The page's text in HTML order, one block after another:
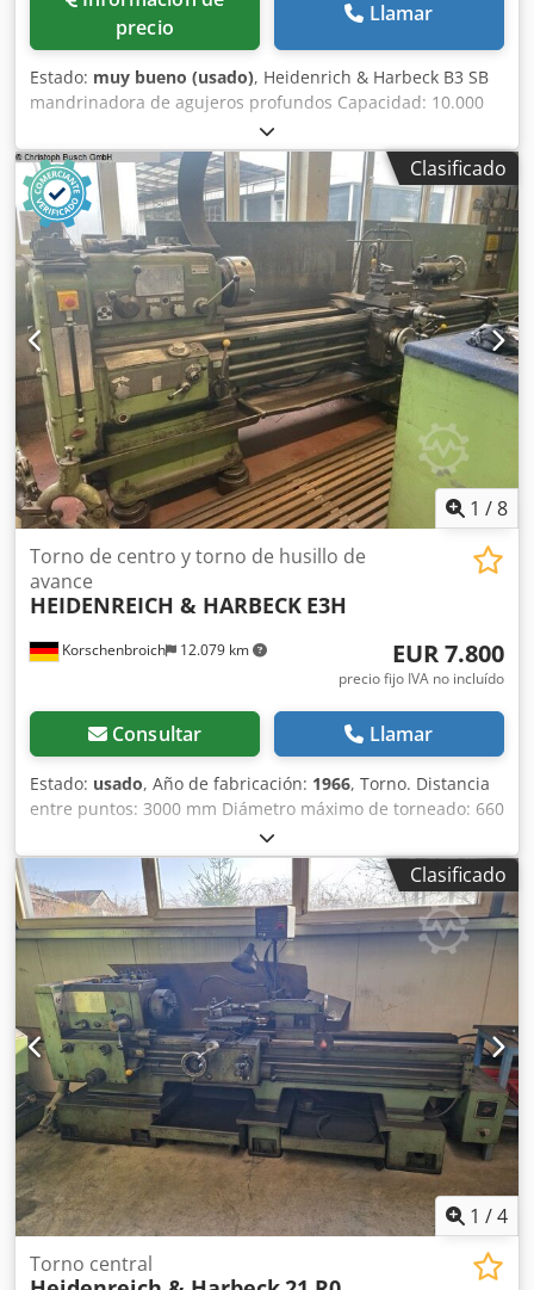
precio
Llamar
Estado: muy bueno (usado), Heidenrich & Harbeck B3 SB
mandrinadora de agujeros profundos Capacidad: 10.000
mm, 4 apoyos fijos Credpfx Apow U Uhks Ajf 2
amortiguadores de barra de mandrinado Bandeja y cestas
para virutas Herramientas Contra-rotación
Clasificado
1 /8
Korschenbroich 12.079 km
Torno de centro y torno de husillo de
avance
HEIDENREICH & HARBECK E3H
EUR 7.800
precio fijo IVA no incluído
Consultar Llamar
Estado: usado, Año de fabricación: 1966, Torno. Distancia
entre puntos: 3000 mm Diámetro máximo de torneado: 660
mm Sistema Multifix: sí Lunetas: 2 unidades Peso de la
máquina: aprox. 5 t Longitud: 5,80 m Ancho: 2 m Altura:
1600 mm Altura entre puntos: aprox. 290 mm Diámetro de
torneado sobre el soporte: 370 mm Peso máximo de la
pieza de trabajo entre puntos: aprox. 1,6 t +++++ Tenga en
cuenta que la máquina se encuentra desmontada y
preparada para su transporte. Por este motivo, no es
posible realizar una demostración con la máquina en
funcionamiento ni grabar un vídeo. Crjdpfx Aeh Uytqjp Asf
Además, nuestro anuncio incluye las fotografías más
representativas y de la mejor calidad posible.
Lamentablemente, no es posible enviar más imágenes.
+++++
Clasificado
1 /4
Torno central